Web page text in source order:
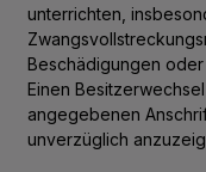
unterrichten,
Beschädigungen
Einen
angegebenen
unverzüglich